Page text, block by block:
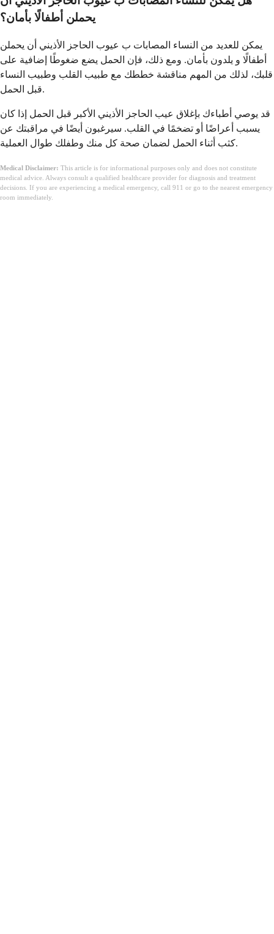
يحملن أطفالًا بأمان؟
يمكن للعديد من النساء المصابات ب عيوب الحاجز الأذيني أن يحملن
أطفالًا و يلدون بأمان. ومع ذلك، فإن الحمل يضع ضغوطًا إضافية على
قلبك، لذلك من المهم مناقشة خططك مع طبيب القلب وطبيب النساء
قبل الحمل.
قد يوصي أطباءك بإغلاق عيب الحاجز الأذيني الأكبر قبل الحمل إذا كان
يسبب أعراضًا أو تضخمًا في القلب. سيرغبون أيضًا في مراقبتك عن
كثب أثناء الحمل لضمان صحة كل منك وطفلك طوال العملية.
Medical Disclaimer: This article is for informational purposes only and does not constitute
medical advice. Always consult a qualified healthcare provider for diagnosis and treatment
decisions. If you are experiencing a medical emergency, call 911 or go to the nearest emergency
room immediately.